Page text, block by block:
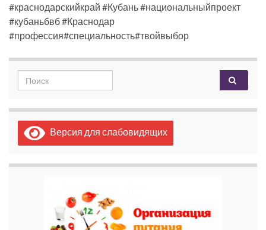
#краснодарскийкрай #Кубань #национальныйпроект
#кубаньбвб #Краснодар
#профессия#специальность#твойвыбор
Search for:
Версия для слабовидящих